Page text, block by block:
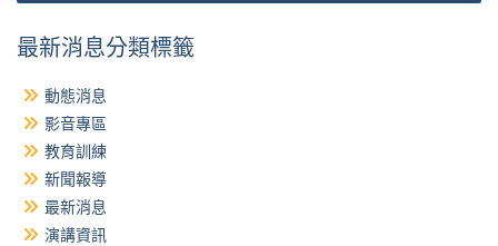
最新消息分類標籤
動態消息
影音專區
教育訓練
新聞報導
最新消息
演講資訊